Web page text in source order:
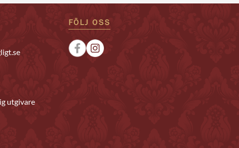
utgivare
FÖLJ OSS